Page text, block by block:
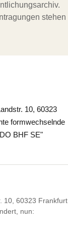
stehen
10, 60323
formwechselnde
BHF SE"
10, 60323 Frankfurt
nun: